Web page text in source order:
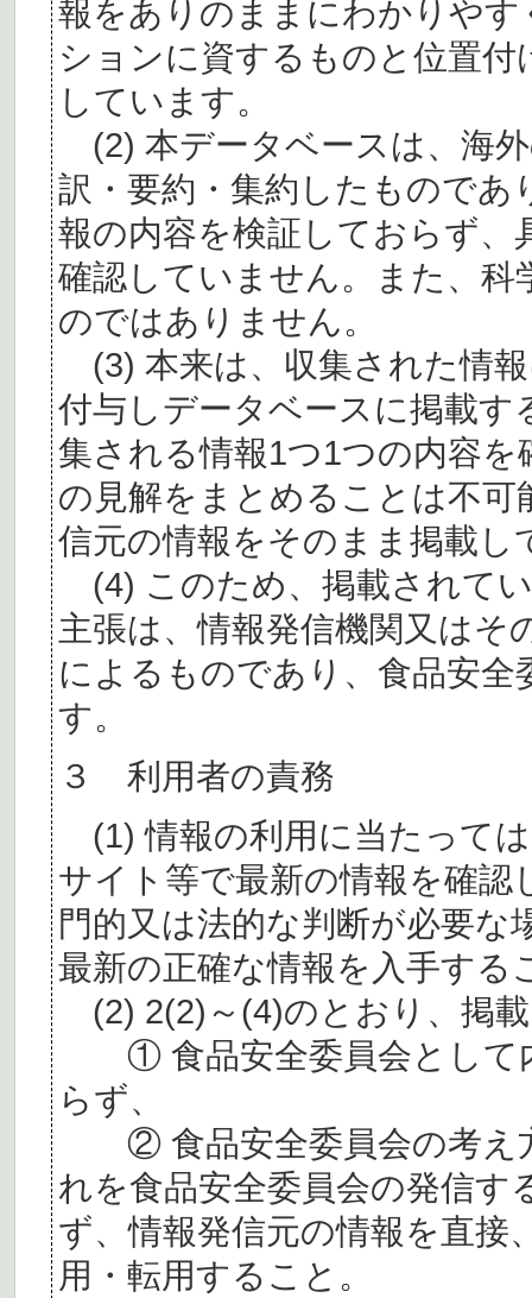
報をありのままにわかりや
ションに資するものと位置
しています。
(2) 本データベースは、海
訳・要約・集約したものであ
報の内容を検証しておらず、
確認していません。また、
のではありません。
(3) 本来は、収集された情
付与しデータベースに掲載
集される情報1つ1つの内容
の見解をまとめることは不
信元の情報をそのまま掲載し
(4) このため、掲載されて
主張は、情報発信機関又はそ
によるものであり、食品安
す。
３ 利用者の責務
(1) 情報の利用に当たって
サイト等で最新の情報を確認
門的又は法的な判断が必要
最新の正確な情報を入手する
(2) 2(2)～(4)のとおり、掲
① 食品安全委員会として
らず、
② 食品安全委員会の考え
れを食品安全委員会の発信す
ず、情報発信元の情報を直接
用・転用すること。